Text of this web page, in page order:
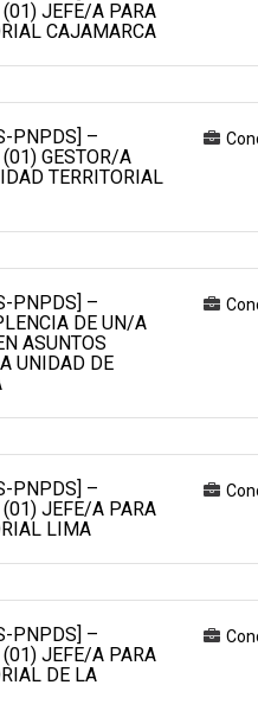
JEFE/A PARA
CAJAMARCA
PNPDS] –
GESTOR/A
TERRITORIAL
PNPDS] –
DE UN/A
ASUNTOS
UNIDAD DE
PNPDS] –
JEFE/A PARA
LIMA
PNPDS] –
JEFE/A PARA
DE LA